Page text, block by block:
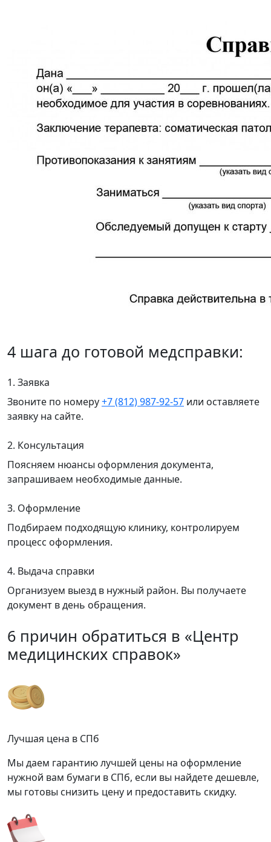
4 шага до готовой медсправки:
1. Заявка
Звоните по номеру+7 (812) 987-92-57 или оставляете
заявку на сайте.
2. Консультация
Поясняем нюансы оформления документа,
запрашиваем необходимые данные.
3. Оформление
Подбираем подходящую клинику, контролируем
процесс оформления.
4. Выдача справки
Организуем выезд в нужный район. Вы получаете
документ в день обращения.
6 причин обратиться в «Центр
медицинских справок»
Лучшая цена в СПб
Мы даем гарантию лучшей цены на оформление
нужной вам бумаги в СПб, если вы найдете дешевле,
мы готовы снизить цену и предоставить скидку.